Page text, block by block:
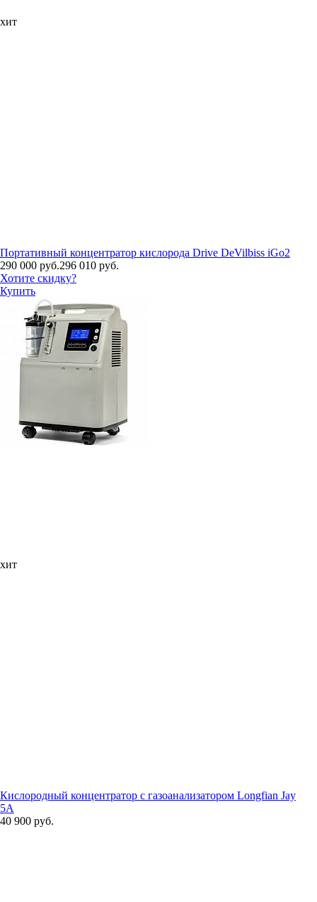
хит
Портативный концентратор кислорода Drive DeVilbiss iGo2
290 000 руб.296 010 руб.
Хотите скидку?
Купить
хит
Кислородный концентратор с газоанализатором Longfian Jay
5A
40 900 руб.